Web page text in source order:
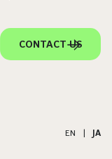
CONTACT US
EN JA